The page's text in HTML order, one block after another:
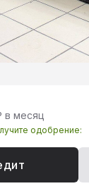
в месяц
одобрение: